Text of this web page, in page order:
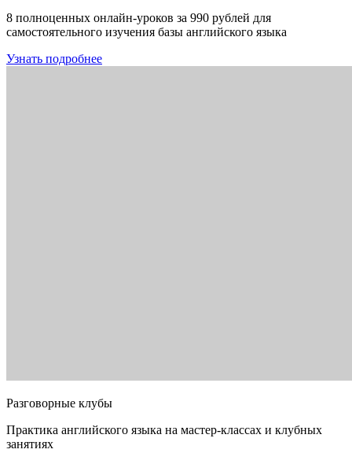
8 полноценных онлайн-уроков за 990 рублей для
самостоятельного изучения базы английского языка
Узнать подробнее
Разговорные клубы
Практика английского языка на мастер-классах и клубных
занятиях